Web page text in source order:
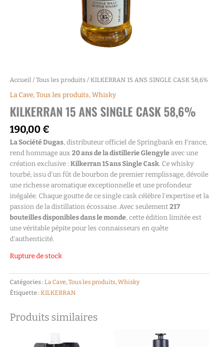
Accueil / Tous les produits / KILKERRAN 15 ANS SINGLE CASK 58,6%
La Cave,Tous les produits,Whisky
KILKERRAN 15 ANS SINGLE CASK 58,6%
190,00 €
La Société Dugas, distributeur officiel de Springbank en France,
rend hommage aux20 ans de la distillerie Glengyle avec une
création exclusive : Kilkerran 15 ans Single Cask. Ce whisky
tourbé, issu d’un fût de bourbon de premier remplissage, dévoile
une richesse aromatique exceptionnelle et une profondeur
inégalée. Chaque goutte de ce single cask célèbre l’expertise et la
passion de la distillation écossaise. Avec seulement217
bouteilles disponibles dans le monde, cette édition limitée est
une véritable pépite pour les connaisseurs en quête
d’authenticité.
Rupture de stock
Catégories : La Cave,Tous les produits,Whisky
Étiquette : KILKERRAN
Produits similaires